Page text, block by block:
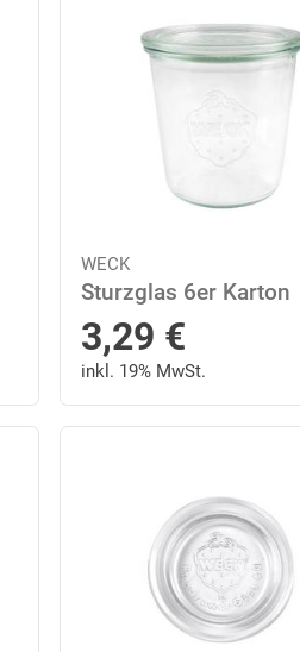
WECK
Sturzglas 6er Karton
3,29 €
inkl. 19% MwSt.